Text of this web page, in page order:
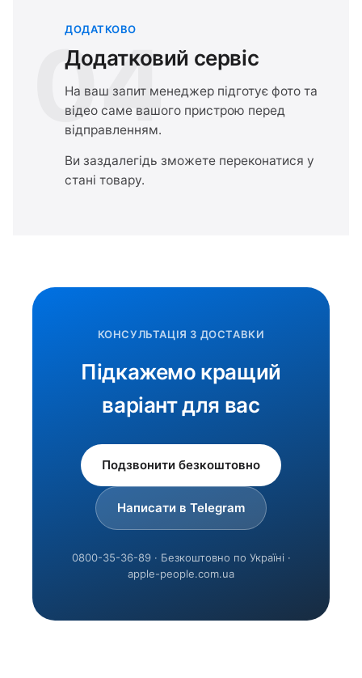
04
ДОДАТКОВО
Додатковий сервіс
На ваш запит менеджер підготує фото та
відео саме вашого пристрою перед
відправленням.
Ви заздалегідь зможете переконатися у
стані товару.
КОНСУЛЬТАЦІЯ З ДОСТАВКИ
Підкажемо кращий
варіант для вас
Подзвонити безкоштовно
Написати в Telegram
0800-35-36-89 · Безкоштовно по Україні ·
apple-people.com.ua